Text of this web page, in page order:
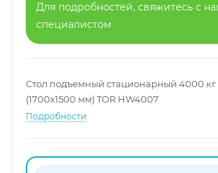
Для подробностей, свяжитесь с
специалистом
Стол подъемный стационарный 4000 кг
(1700х1500 мм) TOR HW4007
Подробности